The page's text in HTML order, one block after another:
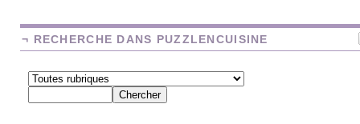
¬ RECHERCHE DANS PUZZLENCUISINE